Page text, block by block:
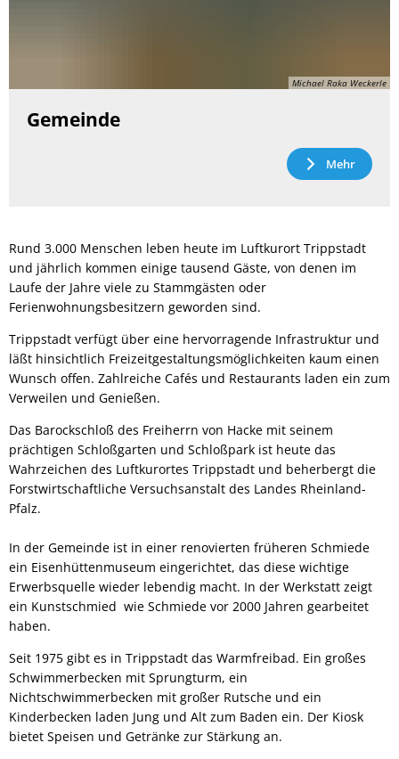
Michael Raka Weckerle
Gemeinde
Mehr
Rund 3.000 Menschen leben heute im Luftkurort Trippstadt
und jährlich kommen einige tausend Gäste, von denen im
Laufe der Jahre viele zu Stammgästen oder
Ferienwohnungsbesitzern geworden sind.
Trippstadt verfügt über eine hervorragende Infrastruktur und
läßt hinsichtlich Freizeitgestaltungsmöglichkeiten kaum einen
Wunsch offen. Zahlreiche Cafés und Restaurants laden ein zum
Verweilen und Genießen.
Das Barockschloß des Freiherrn von Hacke mit seinem
prächtigen Schloßgarten und Schloßpark ist heute das
Wahrzeichen des Luftkurortes Trippstadt und beherbergt die
Forstwirtschaftliche Versuchsanstalt des Landes Rheinland-
Pfalz.
In der Gemeinde ist in einer renovierten früheren Schmiede
ein Eisenhüttenmuseum eingerichtet, das diese wichtige
Erwerbsquelle wieder lebendig macht. In der Werkstatt zeigt
ein Kunstschmied wie Schmiede vor 2000 Jahren gearbeitet
haben.
Seit 1975 gibt es in Trippstadt das Warmfreibad. Ein großes
Schwimmerbecken mit Sprungturm, ein
Nichtschwimmerbecken mit großer Rutsche und ein
Kinderbecken laden Jung und Alt zum Baden ein. Der Kiosk
bietet Speisen und Getränke zur Stärkung an.